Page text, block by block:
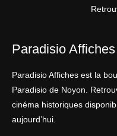
Paradisio Affiches
Paradisio Affiches est la
Paradisio de Noyon.
cinéma historiques
aujourd’hui.